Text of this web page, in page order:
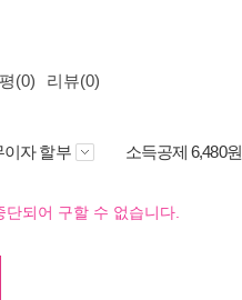
(0) 리뷰(0)
이자 할부 소득공제 6,480원
되어 구할 수 없습니다.